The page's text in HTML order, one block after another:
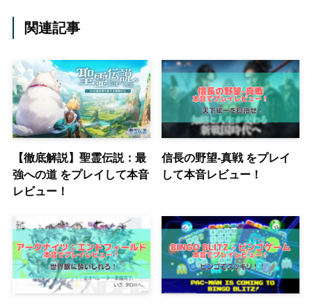
関連記事
【徹底解説】聖霊伝説：最
強への道 をプレイして本音
レビュー！
信長の野望-真戦 をプレイ
して本音レビュー！